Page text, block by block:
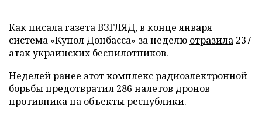
Как писала газета ВЗГЛЯД, в конце января
система «Купол Донбасса» за неделю отразила 237
атак украинских беспилотников.
Неделей ранее этот комплекс радиоэлектронной
борьбыпредотвратил 286 налетов дронов
противника на объекты республики.